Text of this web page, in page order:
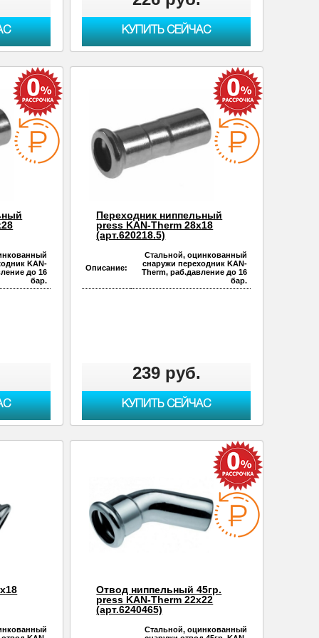
КУПИТЬ СЕЙЧАС
KAN-
до 16
бар.
Переходник ниппельный
press KAN-Therm 28х18
(арт.620218.5)
Описание:
Стальной, оцинкованный
снаружи переходник KAN-
Therm, раб.давление до 16
бар.
239 руб.
КУПИТЬ СЕЙЧАС
Отвод ниппельный 45гр.
press KAN-Therm 22х22
(арт.6240465)
Стальной, оцинкованный